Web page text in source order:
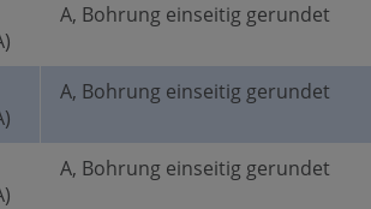
A, Bohrung einseitig gerundet
A, Bohrung einseitig gerundet
A, Bohrung einseitig gerundet